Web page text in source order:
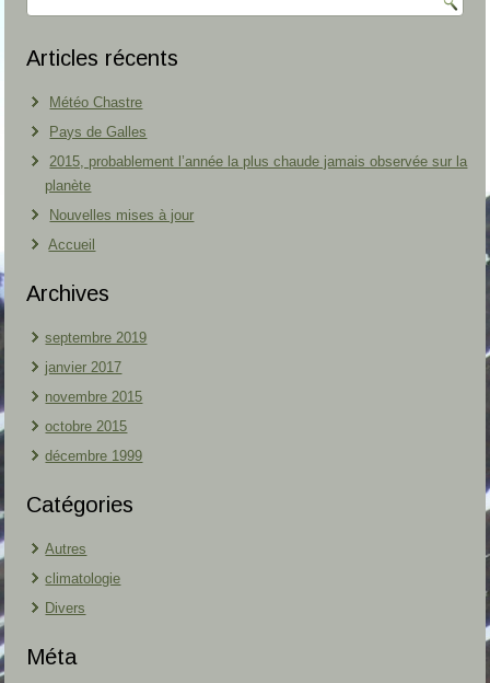
Articles récents
Météo Chastre
Pays de Galles
2015, probablement l’année la plus chaude jamais observée sur la
planète
Nouvelles mises à jour
Accueil
Archives
septembre 2019
janvier 2017
novembre 2015
octobre 2015
décembre 1999
Catégories
Autres
climatologie
Divers
Méta